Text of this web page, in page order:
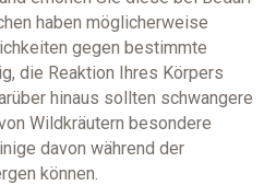
haben möglicherweise
gegen bestimmte
die Reaktion Ihres Körpers
hinaus sollten schwangere
Wildkräutern besondere
davon während der
können.